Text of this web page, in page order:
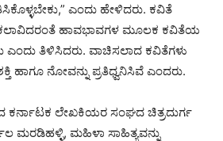
ಎಂದು ಹೇಳಿದರು. ಕವಿತೆ
ಹಾವಭಾವಗಳ ಮೂಲಕ ಕವಿತೆಯ
ಎಂದು ತಿಳಿಸಿದರು. ವಾಚಿಸಲಾದ ಕವಿತೆಗಳು
ನೋವನ್ನು ಪ್ರತಿಧ್ವನಿಸಿವೆ ಎಂದರು.
ಕರ್ನಾಟಕ ಲೇಖಕಿಯರ ಸಂಘದ ಚಿತ್ರದುರ್ಗ
ಮರಡಿಹಳ್ಳಿ, ಮಹಿಳಾ ಸಾಹಿತ್ಯವನ್ನು